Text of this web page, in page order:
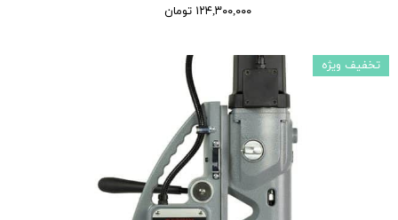
۱۲۴,۳۰۰,۰۰۰ تومان
تخفیف ویژه